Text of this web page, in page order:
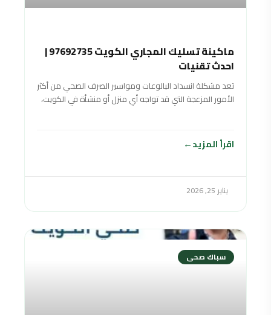
ماكينة تسليك المجاري الكويت 97692735 |
احدث تقنيات
تعد مشكلة انسداد البالوعات ومواسير الصرف الصحي من أكثر
الأمور المزعجة التي قد تواجه أي منزل أو منشأة في الكويت،
اقرأ المزيد
يناير 25, 2026
سباك صحى